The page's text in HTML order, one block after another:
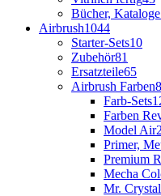
Bücher,
Airbrush1044
Starter-Sets10
Zubehör81
Ersatzteile65
Airbrush Farben
Farb-Sets
Farben
Model Air
Primer,
Premium
Mecha
Mr.